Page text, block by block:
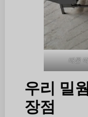
매물
우리 밀
장점